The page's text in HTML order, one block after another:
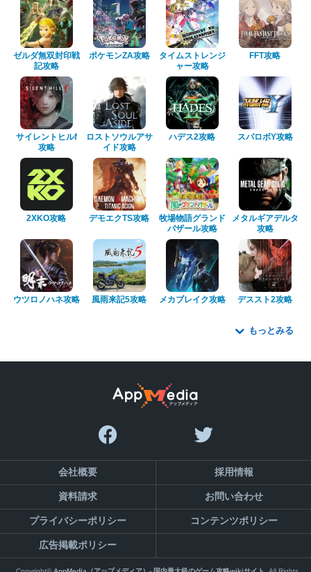
ゼルダ無双封印戦
記攻略
ポケモンZA攻略
タイムストレンジ
ャー攻略
FFT攻略
サイレントヒルf
攻略
ロストソウルアサ
イド攻略
ハデス2攻略 スパロボY攻略
2XKO攻略 デモエクTS攻略
牧場物語グランド
バザール攻略
メタルギアデルタ
攻略
ウツロノハネ攻略 風雨来記5攻略 メカブレイク攻略 デススト2攻略
もっとみる
会社概要 採用情報
資料請求 お問い合わせ
プライバシーポリシー コンテンツポリシー
広告掲載ポリシー